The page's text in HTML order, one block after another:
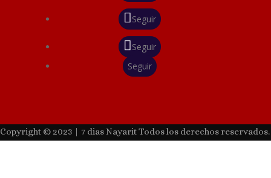
Seguir
Seguir
Seguir
Copyright © 2023 | 7 dias Nayarit Todos los derechos reservados.